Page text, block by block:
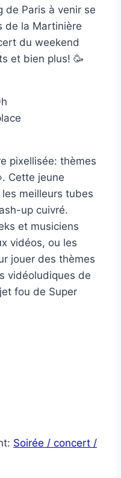
de Paris à venir se
de la Martinière
du weekend
et bien plus! 🥳
pixellisée: thèmes
Cette jeune
meilleurs tubes
up cuivré.
et musiciens
vidéos, ou les
jouer des thèmes
vidéoludiques de
fou de Super
Soirée / concert /